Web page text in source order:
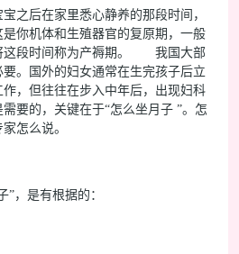
之后在家里悉心静养的那段时间，
你机体和生殖器官的复原期，一般
这段时间称为产褥期。 我国大部
。国外的妇女通常在生完孩子后立
，但往往在步入中年后，出现妇科
要的，关键在于“怎么坐月子 ”。怎
家怎么说。
”，是有根据的：